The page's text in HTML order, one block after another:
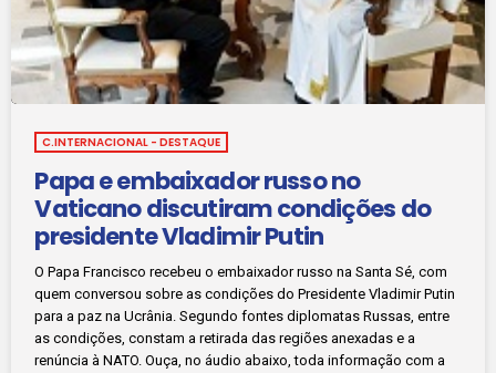
C.INTERNACIONAL - DESTAQUE
Papa e embaixador russo no
Vaticano discutiram condições do
presidente Vladimir Putin
O Papa Francisco recebeu o embaixador russo na Santa Sé, com
quem conversou sobre as condições do Presidente Vladimir Putin
para a paz na Ucrânia. Segundo fontes diplomatas Russas, entre
as condições, constam a retirada das regiões anexadas e a
renúncia à NATO. Ouça, no áudio abaixo, toda informação com a